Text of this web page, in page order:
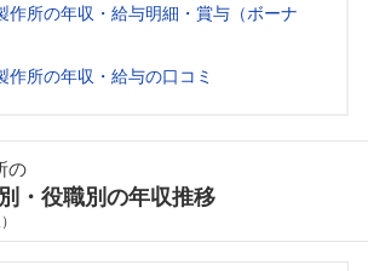
作所の年収・給与明細・賞与（ボーナ
作所の年収・給与の口コミ
の
・役職別の年収推移